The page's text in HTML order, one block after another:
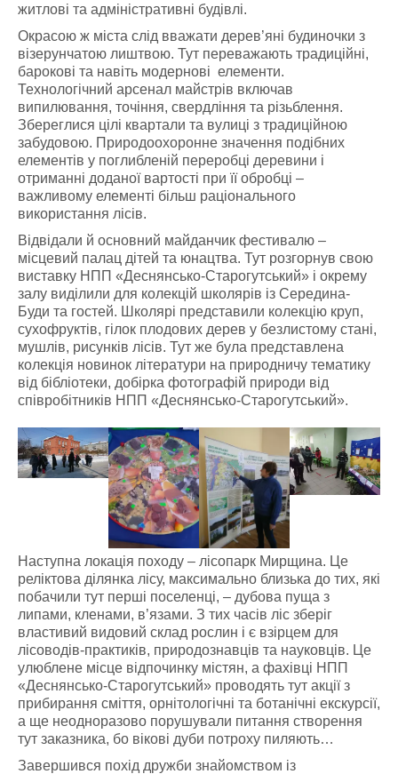
житлові та адміністративні будівлі.
Окрасою ж міста слід вважати дерев’яні будиночки з
візерунчатою лиштвою. Тут переважають традиційні,
барокові та навіть модернові елементи.
Технологічний арсенал майстрів включав
випилювання, точіння, свердління та різьблення.
Збереглися цілі квартали та вулиці з традиційною
забудовою. Природоохоронне значення подібних
елементів у поглибленій переробці деревини і
отриманні доданої вартості при її обробці –
важливому елементі більш раціонального
використання лісів.
Відвідали й основний майданчик фестивалю –
місцевий палац дітей та юнацтва. Тут розгорнув свою
виставку НПП «Деснянсько-Старогутський» і окрему
залу виділили для колекцій школярів із Середина-
Буди та гостей. Школярі представили колекцію круп,
сухофруктів, гілок плодових дерев у безлистому стані,
мушлів, рисунків лісів. Тут же була представлена
колекція новинок літератури на природничу тематику
від бібліотеки, добірка фотографій природи від
співробітників НПП «Деснянсько-Старогутський».
Наступна локація походу – лісопарк Мирщина. Це
реліктова ділянка лісу, максимально близька до тих, які
побачили тут перші поселенці, – дубова пуща з
липами, кленами, в’язами. З тих часів ліс зберіг
властивий видовий склад рослин і є взірцем для
лісоводів-практиків, природознавців та науковців. Це
улюблене місце відпочинку містян, а фахівці НПП
«Деснянсько-Старогутський» проводять тут акції з
прибирання сміття, орнітологічні та ботанічні екскурсії,
а ще неодноразово порушували питання створення
тут заказника, бо вікові дуби потроху пиляють…
Завершився похід дружби знайомством із